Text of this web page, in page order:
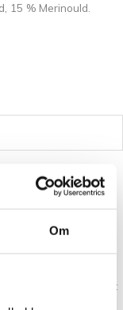
Om
15 % Merinould.
3400”
felter er markeret